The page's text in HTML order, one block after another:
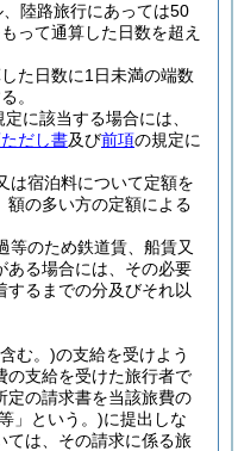
陸路旅行にあっては50
って通算した日数を超え
た日数に1日未満の端数
。
定に該当する場合には、
だし書及び前項の規定に
は宿泊料について定額を
額の多い方の定額による
等のため鉄道賃、船賃又
ある場合には、その必要
るまでの分及びそれ以
む。)の支給を受けよう
の支給を受けた旅行者で
定の請求書を当該旅費の
」という。)に提出しな
ては、その請求に係る旅